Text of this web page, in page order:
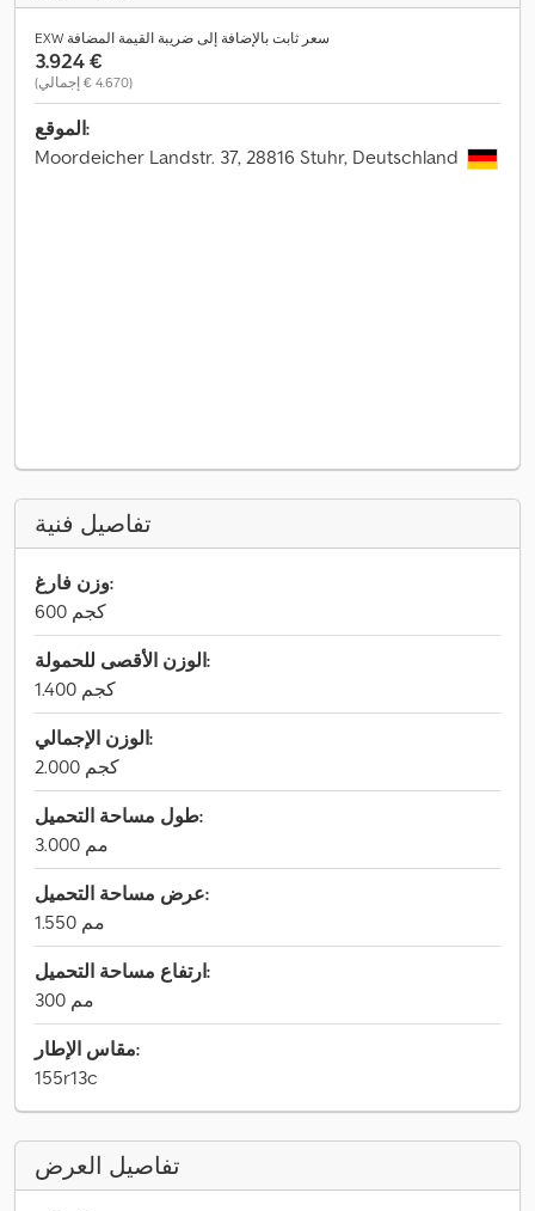
EXW سعر ثابت بالإضافة إلى ضريبة القيمة المضافة
‏3.924 €
(‏4.670 € إجمالي)
الموقع:
Moordeicher Landstr. 37, 28816 Stuhr, Deutschland
تفاصيل فنية
وزن فارغ:
600 كجم
الوزن الأقصى للحمولة:
1.400 كجم
الوزن الإجمالي:
2.000 كجم
طول مساحة التحميل:
3.000 مم
عرض مساحة التحميل:
1.550 مم
ارتفاع مساحة التحميل:
300 مم
مقاس الإطار:
155r13c
تفاصيل العرض